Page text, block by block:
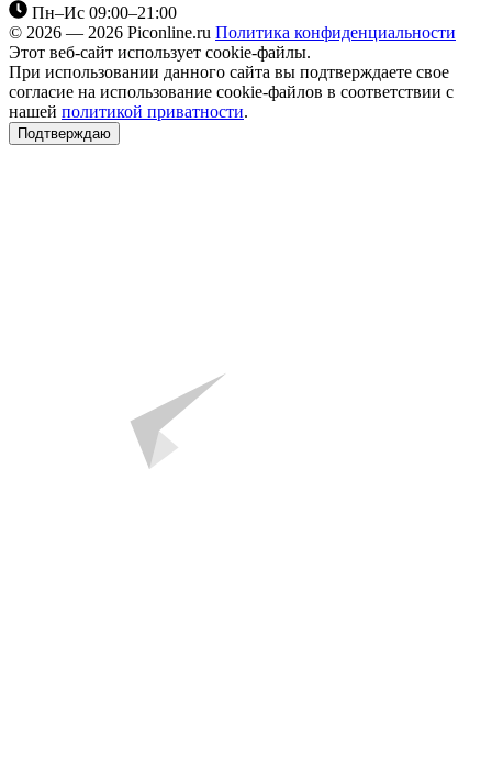
Пн–Ис 09:00–21:00
© 2026 — 2026 Piconline.ru Политика конфиденциальности
Этот веб-сайт использует cookie-файлы.
При использовании данного сайта вы подтверждаете свое
согласие на использование cookie-файлов в соответствии с
нашей политикой приватности.
Подтверждаю